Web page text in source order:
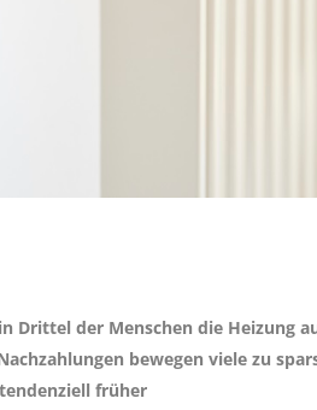
Drittel der Menschen die Heizung
bewegen viele zu
früher